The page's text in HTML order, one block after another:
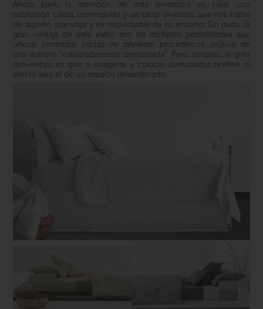
Ahora bien, la intención de esta tendencia es crear una
habitación cálida, cosmopolita y un tanto divertida, que nos hable
de alguien que viaja y es responsable de su entorno. Sin duda, la
gran ventaja de este estilo son las múltiples posibilidades que
ofrece: contrastar piezas de diferente procedencia, incluso de
una manera “estudiadamente descuidada”. Pero cuidado, la gran
desventaja es que si exageras y colocas demasiados textiles el
efecto será el de un espacio desordenado.